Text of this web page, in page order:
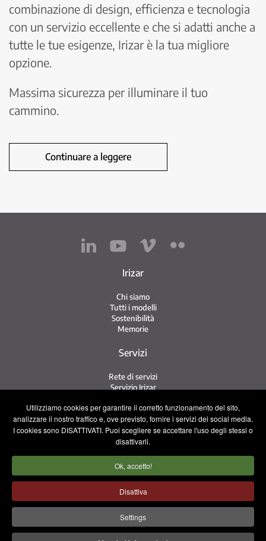
Utilizziamo cookies per garantire il corretto funzionamento del sito,
analizzare il nostro traffico e, ove previsto, fornire i servizi dei social media.
I cookies sono DISATTIVATI. Puoi scegliere se accettare l'uso degli stessi o
disattivarli.
Ok, accetto!
Disattiva
Settings
combinazione di design, efficienza e tecnologia
con un servizio eccellente e che si adatti anche a
tutte le tue esigenze, Irizar è la tua migliore
opzione.
Massima sicurezza per illuminare il tuo
cammino.
Continuare a leggere
Irizar
Chi siamo
Tutti i modelli
Sostenibilità
Memorie
Servizi
Rete di servizi
Servizio Irizar
Usati
Contatto
Contatto
Lavora con noi
Squadra commerciale
Informativa sulla privacy
Politica sui cookie